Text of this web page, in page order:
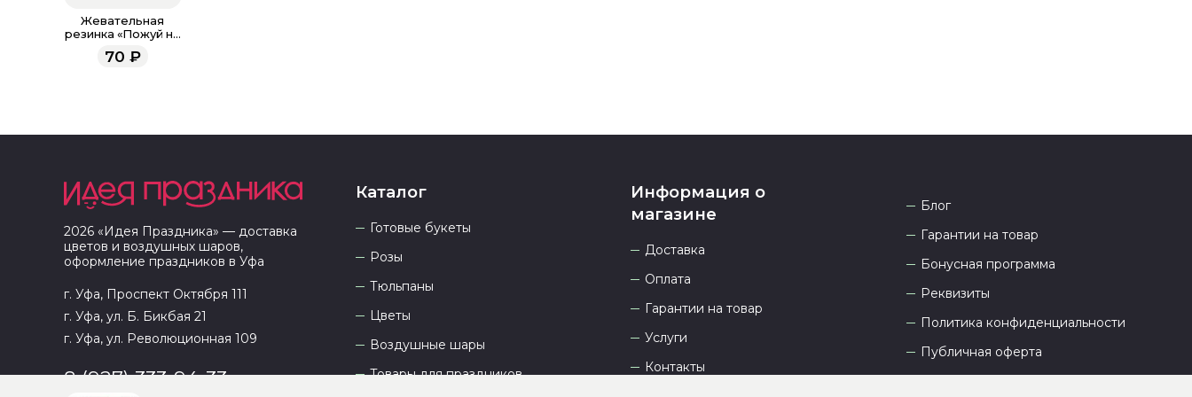
Жевательная
резинка «Пожуй на
всё», с фруктовым
вкусом, 15 г
70 ₽
2026 «Идея Праздника» — доставка
цветов и воздушных шаров,
оформление праздников в Уфа
г. Уфа, Проспект Октября 111
г. Уфа, ул. Б. Бикбая 21
г. Уфа, ул. Революционная 109
8 (927) 333-94-33
Каталог
Готовые букеты
Розы
Тюльпаны
Цветы
Воздушные шары
Товары для праздников
Информация о
магазине
Доставка
Оплата
Гарантии на товар
Услуги
Контакты
Блог
Гарантии на товар
Бонусная программа
Реквизиты
Политика конфиденциальности
Публичная оферта